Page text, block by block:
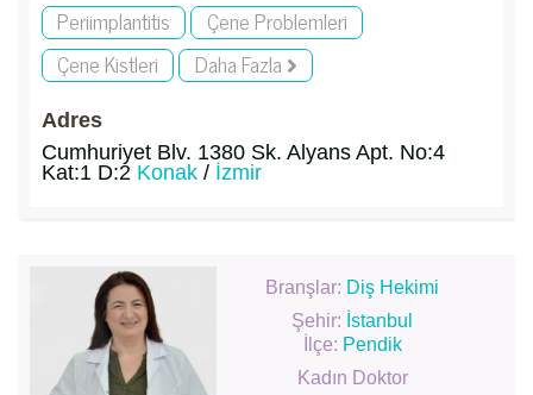
Periimplantitis
Çene Problemleri
Çene Kistleri
Daha Fazla
Adres
Cumhuriyet Blv. 1380 Sk. Alyans Apt. No:4
Kat:1 D:2 Konak / İzmir
Branşlar: Diş Hekimi
Şehir: İstanbul
İlçe: Pendik
Kadın Doktor